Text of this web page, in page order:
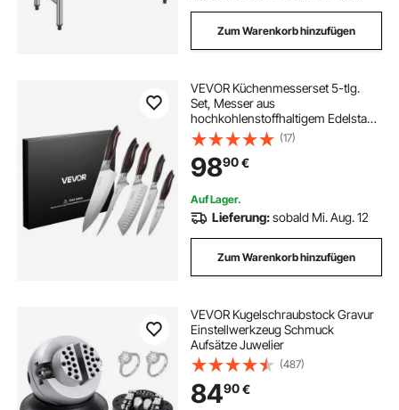
Zum Warenkorb hinzufügen
VEVOR Küchenmesserset 5-tlg.
Set, Messer aus
hochkohlenstoffhaltigem Edelstahl,
langlebig & rostbeständig,
Küchenbesteck mit
ergonomischem & bruchfestem
Griff für präzises Schneiden
(17)
9890€
Auf Lager.
Lieferung:sobald Mi. Aug. 12
Zum Warenkorb hinzufügen
VEVOR Kugelschraubstock Gravur
Einstellwerkzeug Schmuck
Aufsätze Juwelier
(487)
8490€